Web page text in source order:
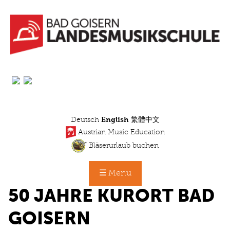
main
content
Deutsch English 繁體中文
Austrian Music Education
Bläserurlaub buchen
☰ Menu
50 JAHRE KURORT BAD
GOISERN